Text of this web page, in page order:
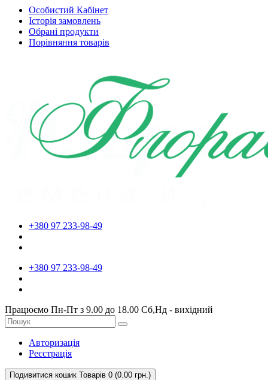
Особистий Кабінет
Історія замовлень
Обрані продукти
Порівняння товарів
+380 97 233-98-49
+380 97 233-98-49
Працюємо Пн-Пт з 9.00 до 18.00 Сб,Нд - вихідний
Авторизація
Реєстрація
Подивитися кошик Товарів 0 (0.00 грн.)